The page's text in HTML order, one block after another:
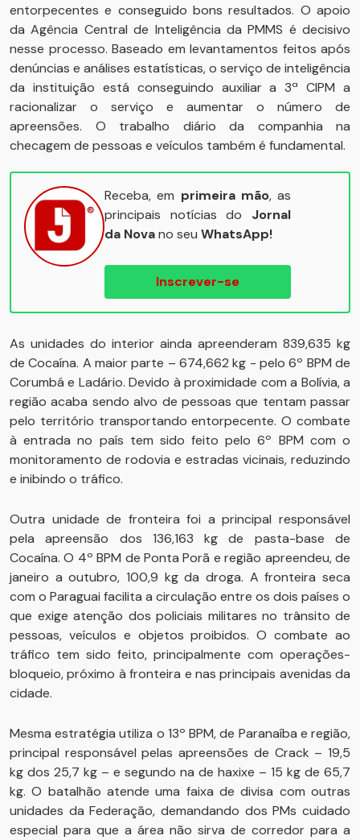
entorpecentes e conseguido bons resultados. O apoio
da Agência Central de Inteligência da PMMS é decisivo
nesse processo. Baseado em levantamentos feitos após
denúncias e análises estatísticas, o serviço de inteligência
da instituição está conseguindo auxiliar a 3ª CIPM a
racionalizar o serviço e aumentar o número de
apreensões. O trabalho diário da companhia na
checagem de pessoas e veículos também é fundamental.
Receba, em primeira mão, as
principais notícias do Jornal
da Novano seu WhatsApp!
Inscrever-se
As unidades do interior ainda apreenderam 839,635 kg
de Cocaína. A maior parte – 674,662 kg - pelo 6º BPM de
Corumbá e Ladário. Devido à proximidade com a Bolívia, a
região acaba sendo alvo de pessoas que tentam passar
pelo território transportando entorpecente. O combate
à entrada no país tem sido feito pelo 6º BPM com o
monitoramento de rodovia e estradas vicinais, reduzindo
e inibindo o tráfico.
Outra unidade de fronteira foi a principal responsável
pela apreensão dos 136,163 kg de pasta-base de
Cocaína. O 4º BPM de Ponta Porã e região apreendeu, de
janeiro a outubro, 100,9 kg da droga. A fronteira seca
com o Paraguai facilita a circulação entre os dois países o
que exige atenção dos policiais militares no trânsito de
pessoas, veículos e objetos proibidos. O combate ao
tráfico tem sido feito, principalmente com operações-
bloqueio, próximo à fronteira e nas principais avenidas da
cidade.
Mesma estratégia utiliza o 13º BPM, de Paranaíba e região,
principal responsável pelas apreensões de Crack – 19,5
kg dos 25,7 kg – e segundo na de haxixe – 15 kg de 65,7
kg. O batalhão atende uma faixa de divisa com outras
unidades da Federação, demandando dos PMs cuidado
especial para que a área não sirva de corredor para a